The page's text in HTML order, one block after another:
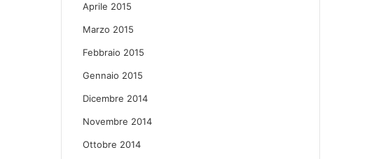
Aprile 2015
Marzo 2015
Febbraio 2015
Gennaio 2015
Dicembre 2014
Novembre 2014
Ottobre 2014